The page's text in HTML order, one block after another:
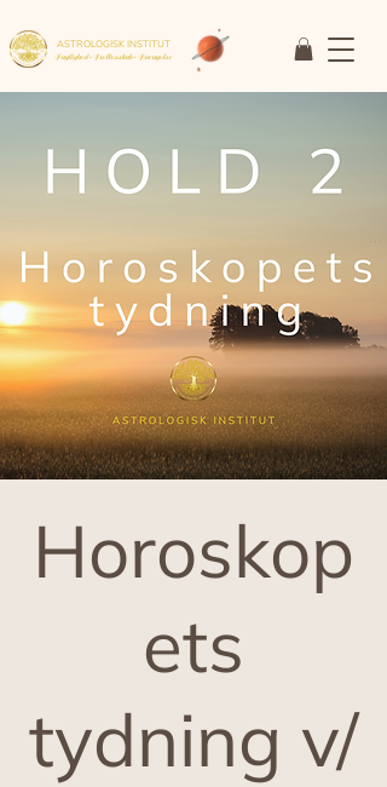
ASTROLOGISK INSTITUT
Faglighed • Fællesskab• Fornyelse
Horoskop
ets
tydning v/